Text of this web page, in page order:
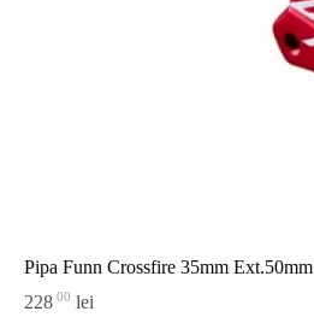
Pipa Funn Crossfire 35mm Ext.50mm
228 00 lei